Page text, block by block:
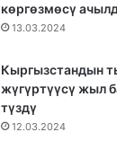
көргөзмөсү
13.03.2024
Кыргызстандын
жүгүртүүсү жыл
түздү
12.03.2024